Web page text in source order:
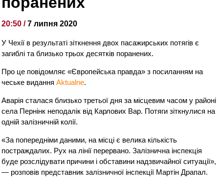
20:50 /7 липня 2020
У Чехії в результаті зіткнення двох пасажирських потягів є
загиблі та близько трьох десятків поранених.
Про це повідомляє «Європейська правда» з посиланням на
чеське виданняAktualne.
Аварія сталася близько третьої дня за місцевим часом у районі
села Пернінк неподалік від Карлових Вар. Потяги зіткнулися на
одній залізничній колії.
«За попередніми даними, на місці є велика кількість
постраждалих. Рух на лінії перервано. Залізнична інспекція
буде розслідувати причини і обставини надзвичайної ситуації»,
— розповів представник залізничної інспекції Мартін Драпал.